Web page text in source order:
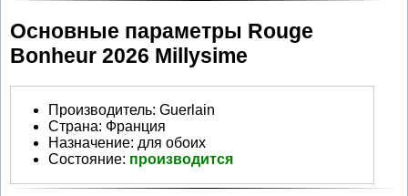
Основные параметры Rouge
Bonheur 2026 Millуsime
Производитель: Guerlain
Страна: Франция
Назначение: для обоих
Состояние: производится